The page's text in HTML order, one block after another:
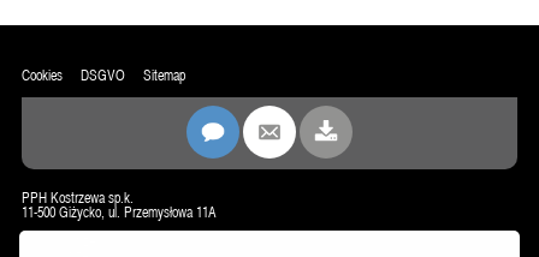
Cookies DSGVO Sitemap
PPH Kostrzewa sp.k.
11-500 Giżycko, ul. Przemysłowa 11A